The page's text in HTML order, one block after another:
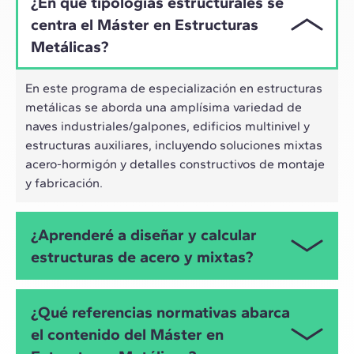
centra el Máster en Estructuras
Metálicas?
En este programa de especialización en estructuras
metálicas se aborda una amplísima variedad de
naves industriales/galpones, edificios multinivel y
estructuras auxiliares, incluyendo soluciones mixtas
acero-hormigón y detalles constructivos de montaje
y fabricación.
¿Aprenderé a diseñar y calcular
estructuras de acero y mixtas?
Estructuras Metálicas desarrollarás competencias
para el dimensionamiento, verificación y
¿Qué referencias normativas abarca
el contenido del Máster en